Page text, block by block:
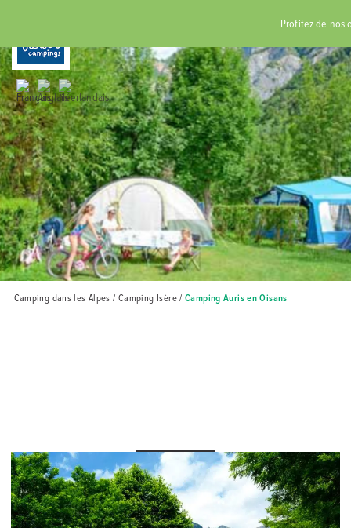
RÉSERVER
Camping dans les Alpes / Camping Isère/Camping Auris en Oisans
Profitez de nos